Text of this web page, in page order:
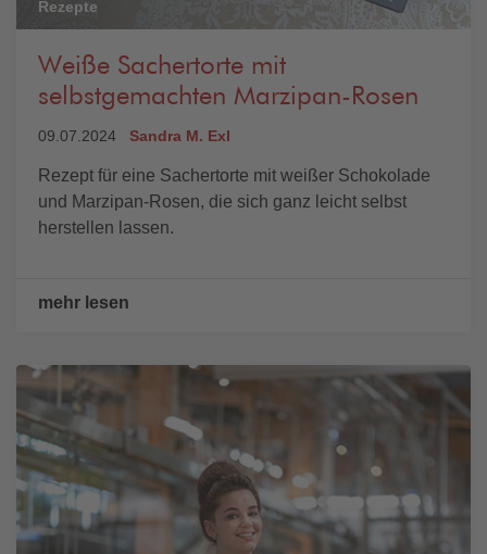
Rezepte
Weiße Sachertorte mit
selbstgemachten Marzipan-Rosen
09.07.2024 Sandra M. Exl
Rezept für eine Sachertorte mit weißer Schokolade
und Marzipan-Rosen, die sich ganz leicht selbst
herstellen lassen.
mehr lesen